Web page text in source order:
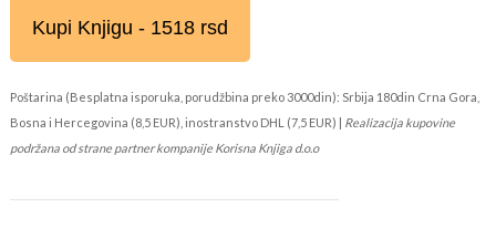
Kupi Knjigu - 1518 rsd
Poštarina (Besplatna isporuka, porudžbina preko 3000din): Srbija 180din Crna Gora,
Bosna i Hercegovina (8,5 EUR), inostranstvo DHL (7,5 EUR) | Realizacija kupovine
podržana od strane partner kompanije Korisna Knjiga d.o.o